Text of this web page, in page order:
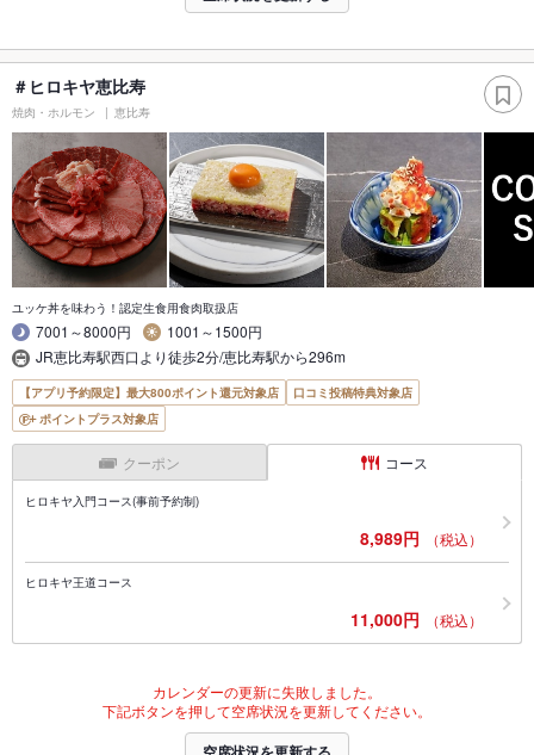
＃ヒロキヤ恵比寿
焼肉・ホルモン 恵比寿
ユッケ丼を味わう！認定生食用食肉取扱店
7001～8000円
1001～1500円
JR恵比寿駅西口より徒歩2分/恵比寿駅から296m
【アプリ予約限定】最大800ポイント還元対象店
口コミ投稿特典対象店
ポイントプラス対象店
クーポン コース
ヒロキヤ入門コース(事前予約制)
8,989円 （税込）
ヒロキヤ王道コース
11,000円 （税込）
カレンダーの更新に失敗しました。
下記ボタンを押して空席状況を更新してください。